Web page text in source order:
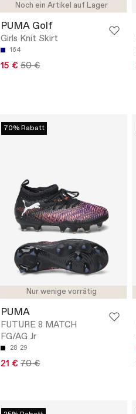
Noch ein Artikel auf Lager
PUMA Golf
Girls Knit Skirt
164
15 € 50 €
Nur wenige vorrätig
70% Rabatt
PUMA
FUTURE 8 MATCH
FG/AG Jr
28 29
21 € 70 €